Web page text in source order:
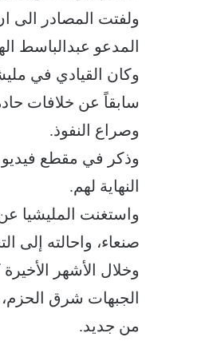
ولفتت المصادر الى
المدعو عبدالباسط
وكان القيادي في
سابقاً عن خلافات
وصراع النفوذ.
وذكر في مقطع
النهاية لهم.
واستغنت المليشيا
صنعاء، واحالته إلى
وخلال الأشهر
الجبهات شرق
من جديد.